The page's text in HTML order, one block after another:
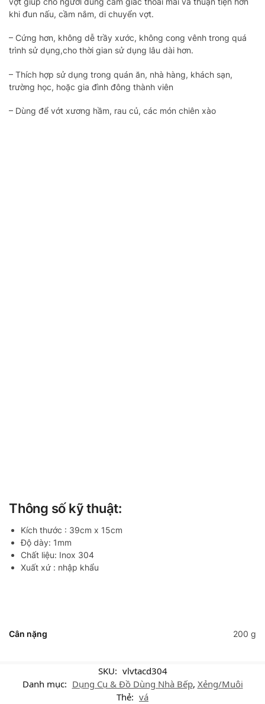
khi đun nấu, cầm nắm, di chuyển vợt.
– Cứng hơn, không dễ trầy xước, không cong vênh trong quá
trình sử dụng,cho thời gian sử dụng lâu dài hơn.
– Thích hợp sử dụng trong quán ăn, nhà hàng, khách sạn,
trường học, hoặc gia đình đông thành viên
– Dùng để vớt xương hầm, rau củ, các món chiên xào
Thông số kỹ thuật:
Kích thước : 39cm x 15cm
Độ dày: 1mm
Chất liệu: Inox 304
Xuất xứ : nhập khẩu
Cân nặng 200 g
SKU: vlvtacd304
Danh mục: Dụng Cụ & Đồ Dùng Nhà Bếp, Xẻng/Muôi
Thẻ: vá